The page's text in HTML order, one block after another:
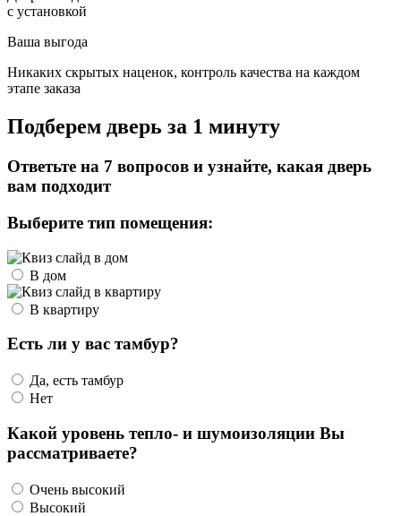
с установкой
Ваша выгода
Никаких скрытых наценок, контроль качества на каждом
этапе заказа
Подберем дверь за 1 минуту
Ответьте на 7 вопросов и узнайте, какая дверь
вам подходит
Выберите тип помещения:
В дом
В квартиру
Есть ли у вас тамбур?
Да, есть тамбур
Нет
Какой уровень тепло- и шумоизоляции Вы
рассматриваете?
Очень высокий
Высокий